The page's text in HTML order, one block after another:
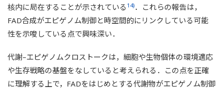
核内に局在することが示されている 14)．これらの報告は，
FAD合成がエピゲノム制御と時空間的にリンクしている可能
性を示唆している点で興味深い．
代謝–エピゲノムクロストークは，細胞や生物個体の環境適応
や生存戦略の基盤をなしていると考えられる．この点を正確
に理解する上で，FADをはじめとする代謝物がエピゲノム制御